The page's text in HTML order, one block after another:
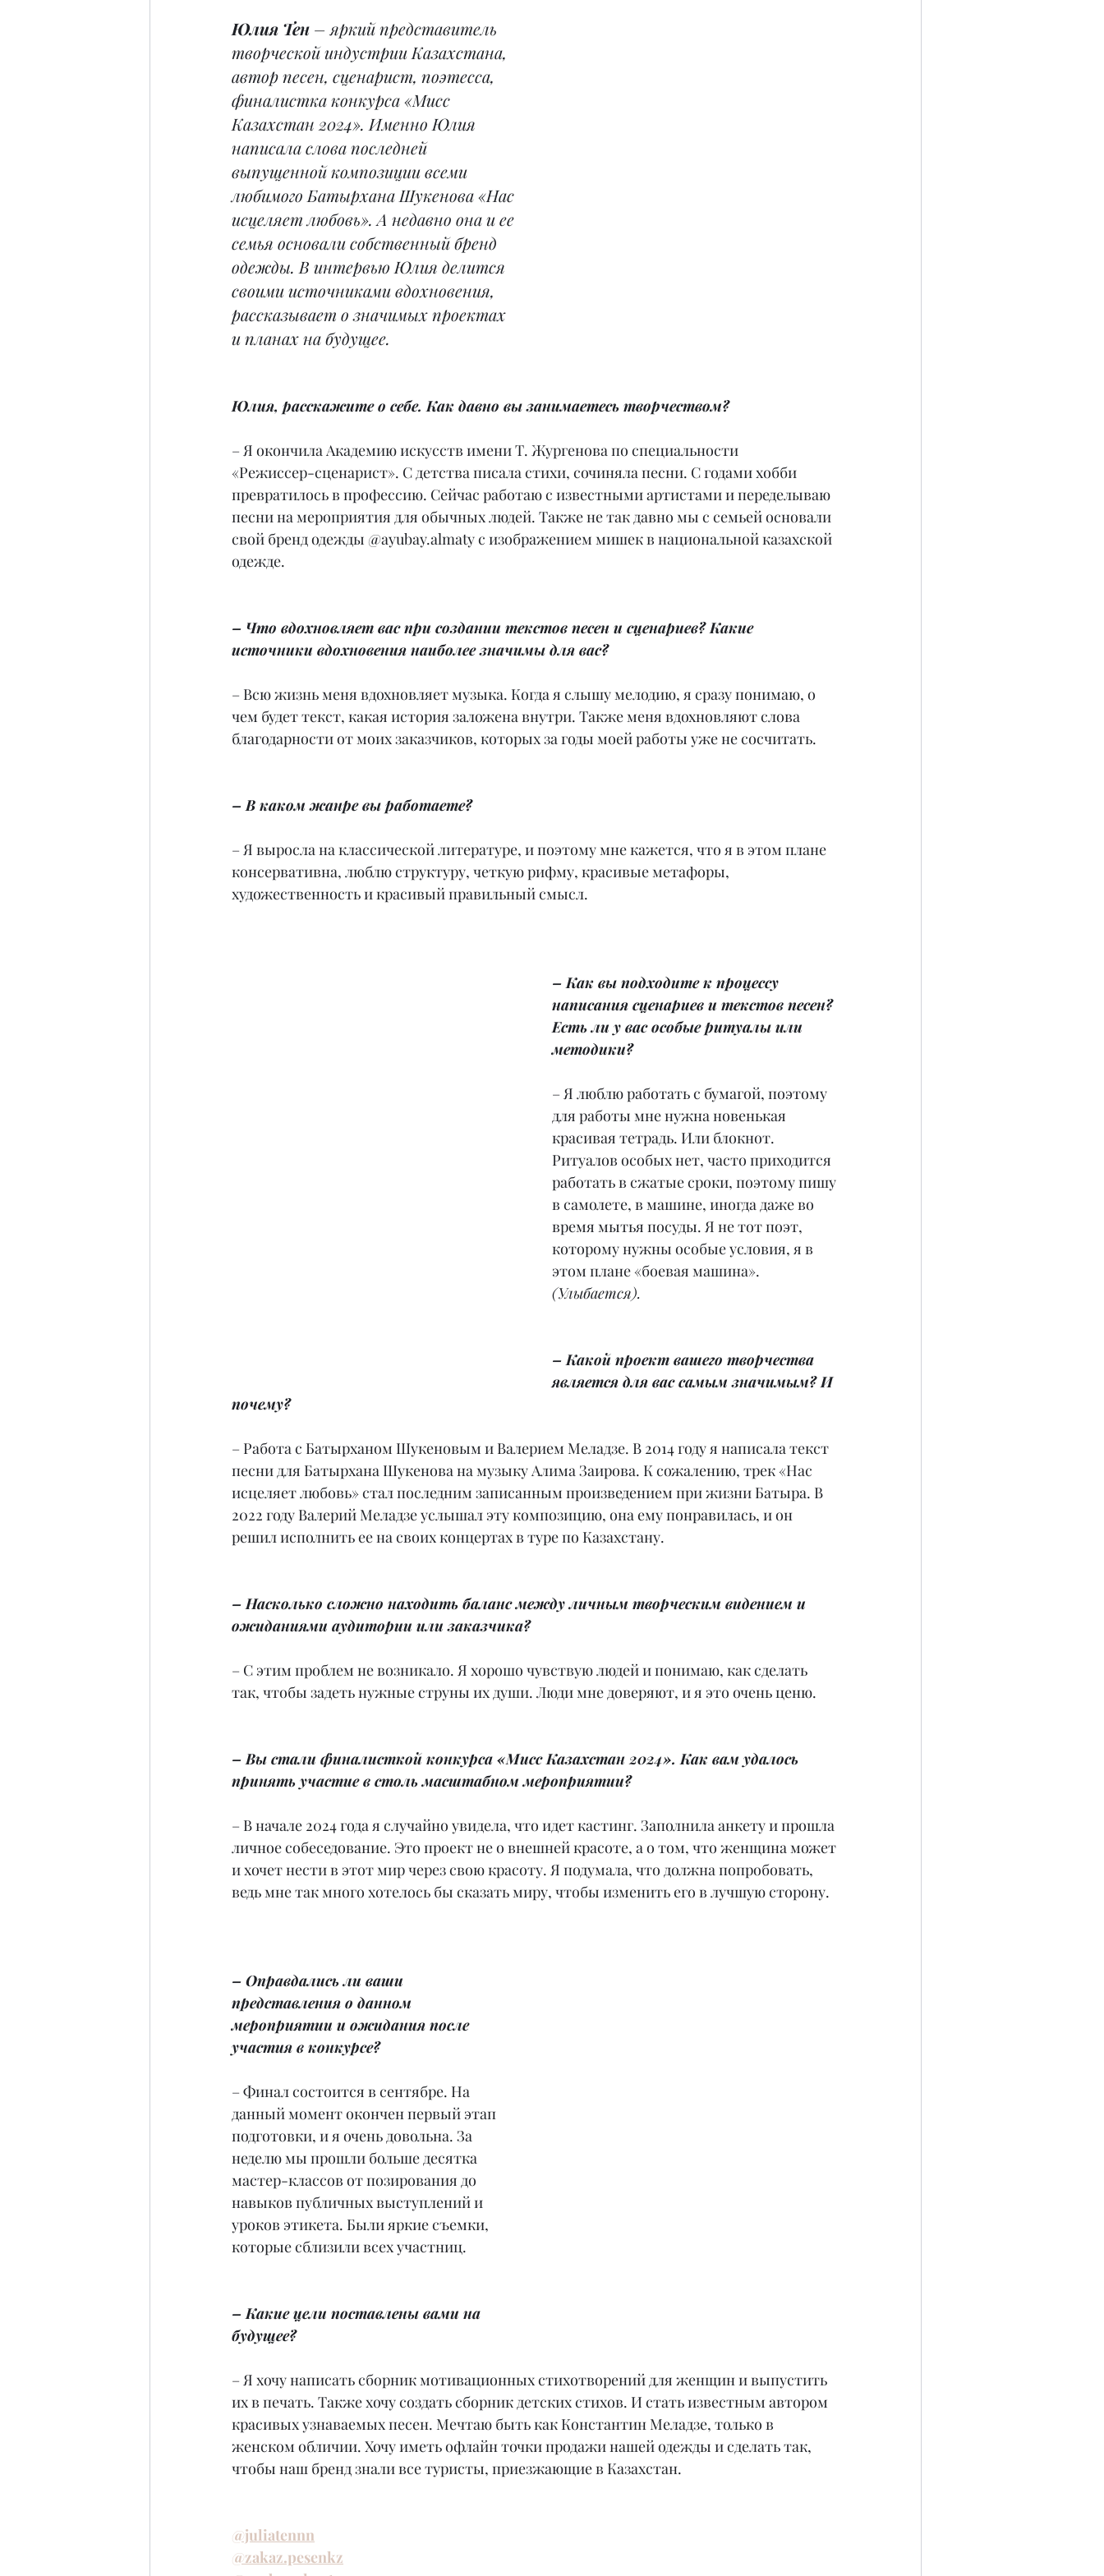
Юлия Тен – яркий представитель
творческой индустрии Казахстана,
автор песен, сценарист, поэтесса,
финалистка конкурса «Мисс
Казахстан 2024». Именно Юлия
написала слова последней
выпущенной композиции всеми
любимого Батырхана Шукенова «Нас
исцеляет любовь». А недавно она и ее
семья основали собственный бренд
одежды. В интервью Юлия делится
своими источниками вдохновения,
рассказывает о значимых проектах
и планах на будущее.
Юлия, расскажите о себе. Как давно вы занимаетесь творчеством?
– Я окончила Академию искусств имени Т. Жургенова по специальности
«Режиссер-сценарист». С детства писала стихи, сочиняла песни. С годами хобби
превратилось в профессию. Сейчас работаю с известными артистами и переделываю
песни на мероприятия для обычных людей. Также не так давно мы с семьей основали
свой бренд одежды @ayubay.almaty с изображением мишек в национальной казахской
одежде.
– Что вдохновляет вас при создании текстов песен и сценариев? Какие
источники вдохновения наиболее значимы для вас?
– Всю жизнь меня вдохновляет музыка. Когда я слышу мелодию, я сразу понимаю, о
чем будет текст, какая история заложена внутри. Также меня вдохновляют слова
благодарности от моих заказчиков, которых за годы моей работы уже не сосчитать.
– В каком жанре вы работаете?
– Я выросла на классической литературе, и поэтому мне кажется, что я в этом плане
консервативна, люблю структуру, четкую рифму, красивые метафоры,
художественность и красивый правильный смысл.
– Как вы подходите к процессу
написания сценариев и текстов песен?
Есть ли у вас особые ритуалы или
методики?
– Я люблю работать с бумагой, поэтому
для работы мне нужна новенькая
красивая тетрадь. Или блокнот.
Ритуалов особых нет, часто приходится
работать в сжатые сроки, поэтому пишу
в самолете, в машине, иногда даже во
время мытья посуды. Я не тот поэт,
которому нужны особые условия, я в
этом плане «боевая машина».
(Улыбается).
– Какой проект вашего творчества
является для вас самым значимым? И
почему?
– Работа с Батырханом Шукеновым и Валерием Меладзе. В 2014 году я написала текст
песни для Батырхана Шукенова на музыку Алима Заирова. К сожалению, трек «Нас
исцеляет любовь» стал последним записанным произведением при жизни Батыра. В
2022 году Валерий Меладзе услышал эту композицию, она ему понравилась, и он
решил исполнить ее на своих концертах в туре по Казахстану.
– Насколько сложно находить баланс между личным творческим видением и
ожиданиями аудитории или заказчика?
– С этим проблем не возникало. Я хорошо чувствую людей и понимаю, как сделать
так, чтобы задеть нужные струны их души. Люди мне доверяют, и я это очень ценю.
– Вы стали финалисткой конкурса «Мисс Казахстан 2024». Как вам удалось
принять участие в столь масштабном мероприятии?
– В начале 2024 года я случайно увидела, что идет кастинг. Заполнила анкету и прошла
личное собеседование. Это проект не о внешней красоте, а о том, что женщина может
и хочет нести в этот мир через свою красоту. Я подумала, что должна попробовать,
ведь мне так много хотелось бы сказать миру, чтобы изменить его в лучшую сторону.
– Оправдались ли ваши
представления о данном
мероприятии и ожидания после
участия в конкурсе?
– Финал состоится в сентябре. На
данный момент окончен первый этап
подготовки, и я очень довольна. За
неделю мы прошли больше десятка
мастер-классов от позирования до
навыков публичных выступлений и
уроков этикета. Были яркие съемки,
которые сблизили всех участниц.
– Какие цели поставлены вами на
будущее?
– Я хочу написать сборник мотивационных стихотворений для женщин и выпустить
их в печать. Также хочу создать сборник детских стихов. И стать известным автором
красивых узнаваемых песен. Мечтаю быть как Константин Меладзе, только в
женском обличии. Хочу иметь офлайн точки продажи нашей одежды и сделать так,
чтобы наш бренд знали все туристы, приезжающие в Казахстан.
@juliatennn
@zakaz.pesenkz